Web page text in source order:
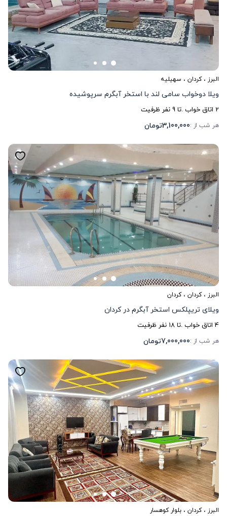
البرز ،کردان ، سهیلیه
ویلا دوخواب سامی لند با استخر آبگرم سرپوشیده
2 اتاق خواب .تا9نفر ظرفیت
هر شب از :3,100,000تومان
البرز ،کردان ، کردان
ویلای تریپلکس استخر آبگرم در کردان
4 اتاق خواب .تا18 نفر ظرفیت
هر شب از :7,000,000تومان
البرز ،کردان ، بلوار کوهسار